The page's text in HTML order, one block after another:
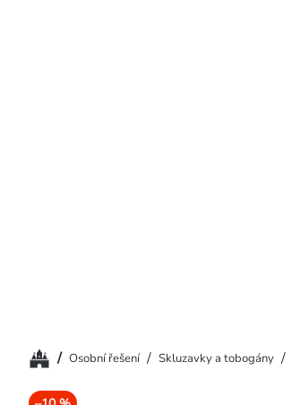
Domů/ Osobní řešení / Skluzavky a tobogány /